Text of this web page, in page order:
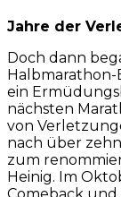
Jahre der
Doch dann
Halbmarathon-
ein
nächsten
von
nach über
zum
Heinig. Im